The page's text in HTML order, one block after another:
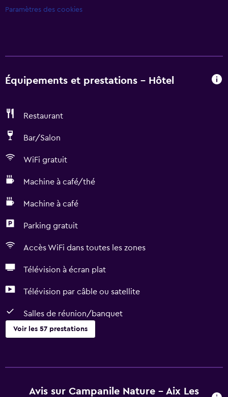
Paramètres des cookies
Équipements et prestations - Hôtel
Restaurant
Bar/Salon
WiFi gratuit
Machine à café/thé
Machine à café
Parking gratuit
Accès WiFi dans toutes les zones
Télévision à écran plat
Télévision par câble ou satellite
Salles de réunion/banquet
Voir les 57 prestations
Logement entier situé au rez-de-chaussée
Logement entier accessible en fauteuil roulant
Avis sur Campanile Nature - Aix Les